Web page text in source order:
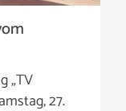
„TV
27.